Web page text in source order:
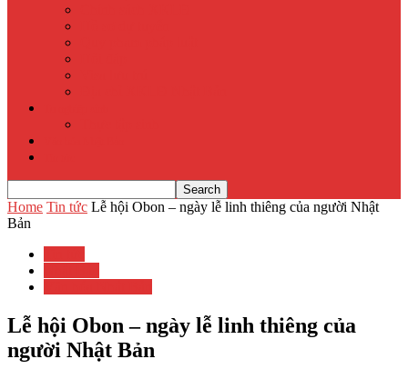
Home Tin tức Lễ hội Obon – ngày lễ linh thiêng của người Nhật
Bản
Lễ hội Obon – ngày lễ linh thiêng của
người Nhật Bản